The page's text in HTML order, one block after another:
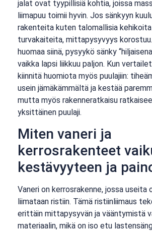
jalat ovat tyypillisiä kohtia, joissa
liimapuu toimii hyvin. Jos sänkyyn
rakenteita kuten talomallisia
turvakaiteita, mittapysyvyys
huomaa siinä, pysyykö sänky
vaikka lapsi liikkuu paljon. Kun
kiinnitä huomiota myös puulajiin:
usein jämäkämmältä ja kestää
mutta myös rakenneratkaisu
yksittäinen puulaji.
Miten vaneri ja
kerrosrakenteet
kestävyyteen ja
Vaneri on kerrosrakenne, jossa useita
liimataan ristiin. Tämä ristiinliimaus
erittäin mittapysyvän ja vääntymistä
materiaalin, mikä on iso etu